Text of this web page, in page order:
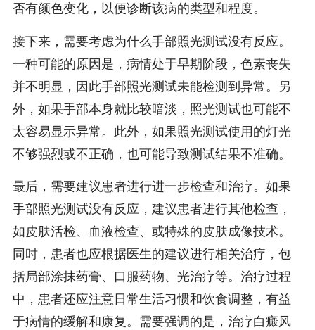
否有颜色变化，以便诊断该病的类型和程度。
接下来，需要考虑为什么手部照光测试没有反应。
一种可能的原因是，病情处于早期阶段，色素丧失
并不明显，因此手部照光测试未能检测到异常。另
外，如果手部本身就比较暗淡，照光测试也可能不
太容易显示异常。此外，如果照光测试使用的灯光
不够强烈或不正确，也可能导致测试结果不准确。
最后，需要建议患者进行进一步检查和治疗。如果
手部照光测试没有反应，建议患者进行其他检查，
如皮肤活检、血液检查、或特殊的皮肤成像技术。
同时，患者也应根据医生的建议进行相关治疗，包
括局部涂抹药膏、口服药物、光治疗等。治疗过程
中，患者还应注意日常生活习惯和饮食调整，有益
于病情的缓解和康复。需要强调的是，治疗白癜风